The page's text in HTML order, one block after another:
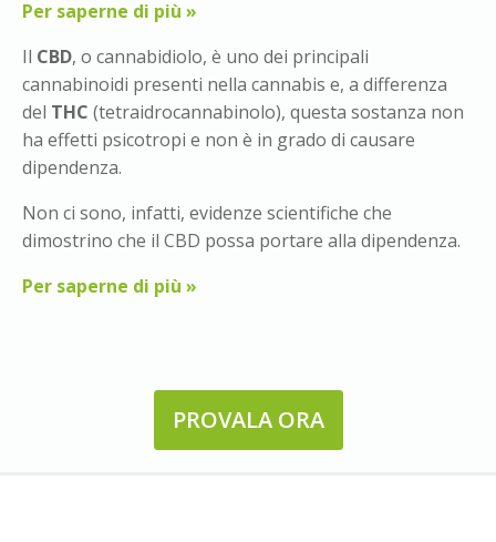
Per saperne di più »
Il CBD, o cannabidiolo, è uno dei principali
cannabinoidi presenti nella cannabis e, a differenza
del THC (tetraidrocannabinolo), questa sostanza non
ha effetti psicotropi e non è in grado di causare
dipendenza.
Non ci sono, infatti, evidenze scientifiche che
dimostrino che il CBD possa portare alla dipendenza.
Per saperne di più »
PROVALA ORA